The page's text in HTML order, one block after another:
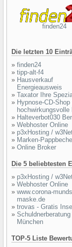
finden24
Die letzten 10
» finden24
» tipp-alt-f4
» Hausverkauf
Energieausweis
» Taxator Ihre
» Hypnose-CD-Shop
hochwirkungsvolle
» Halteverbot030
» Webhoster Online
» p3xHosting /
» Marken-
» Online Broker
Die 5 beliebtesten
» p3xHosting /
» Webhoster Online
» www.corona-
maske.de
» trovas - Gratis
» Schuldnerberatung
München
TOP-5 Liste